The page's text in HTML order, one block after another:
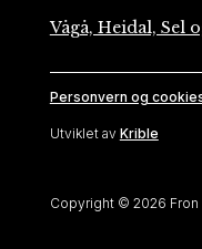
Vågå, Heidal, Sel
Personvern og
Utviklet av Krible
Copyright © 2026 Fron